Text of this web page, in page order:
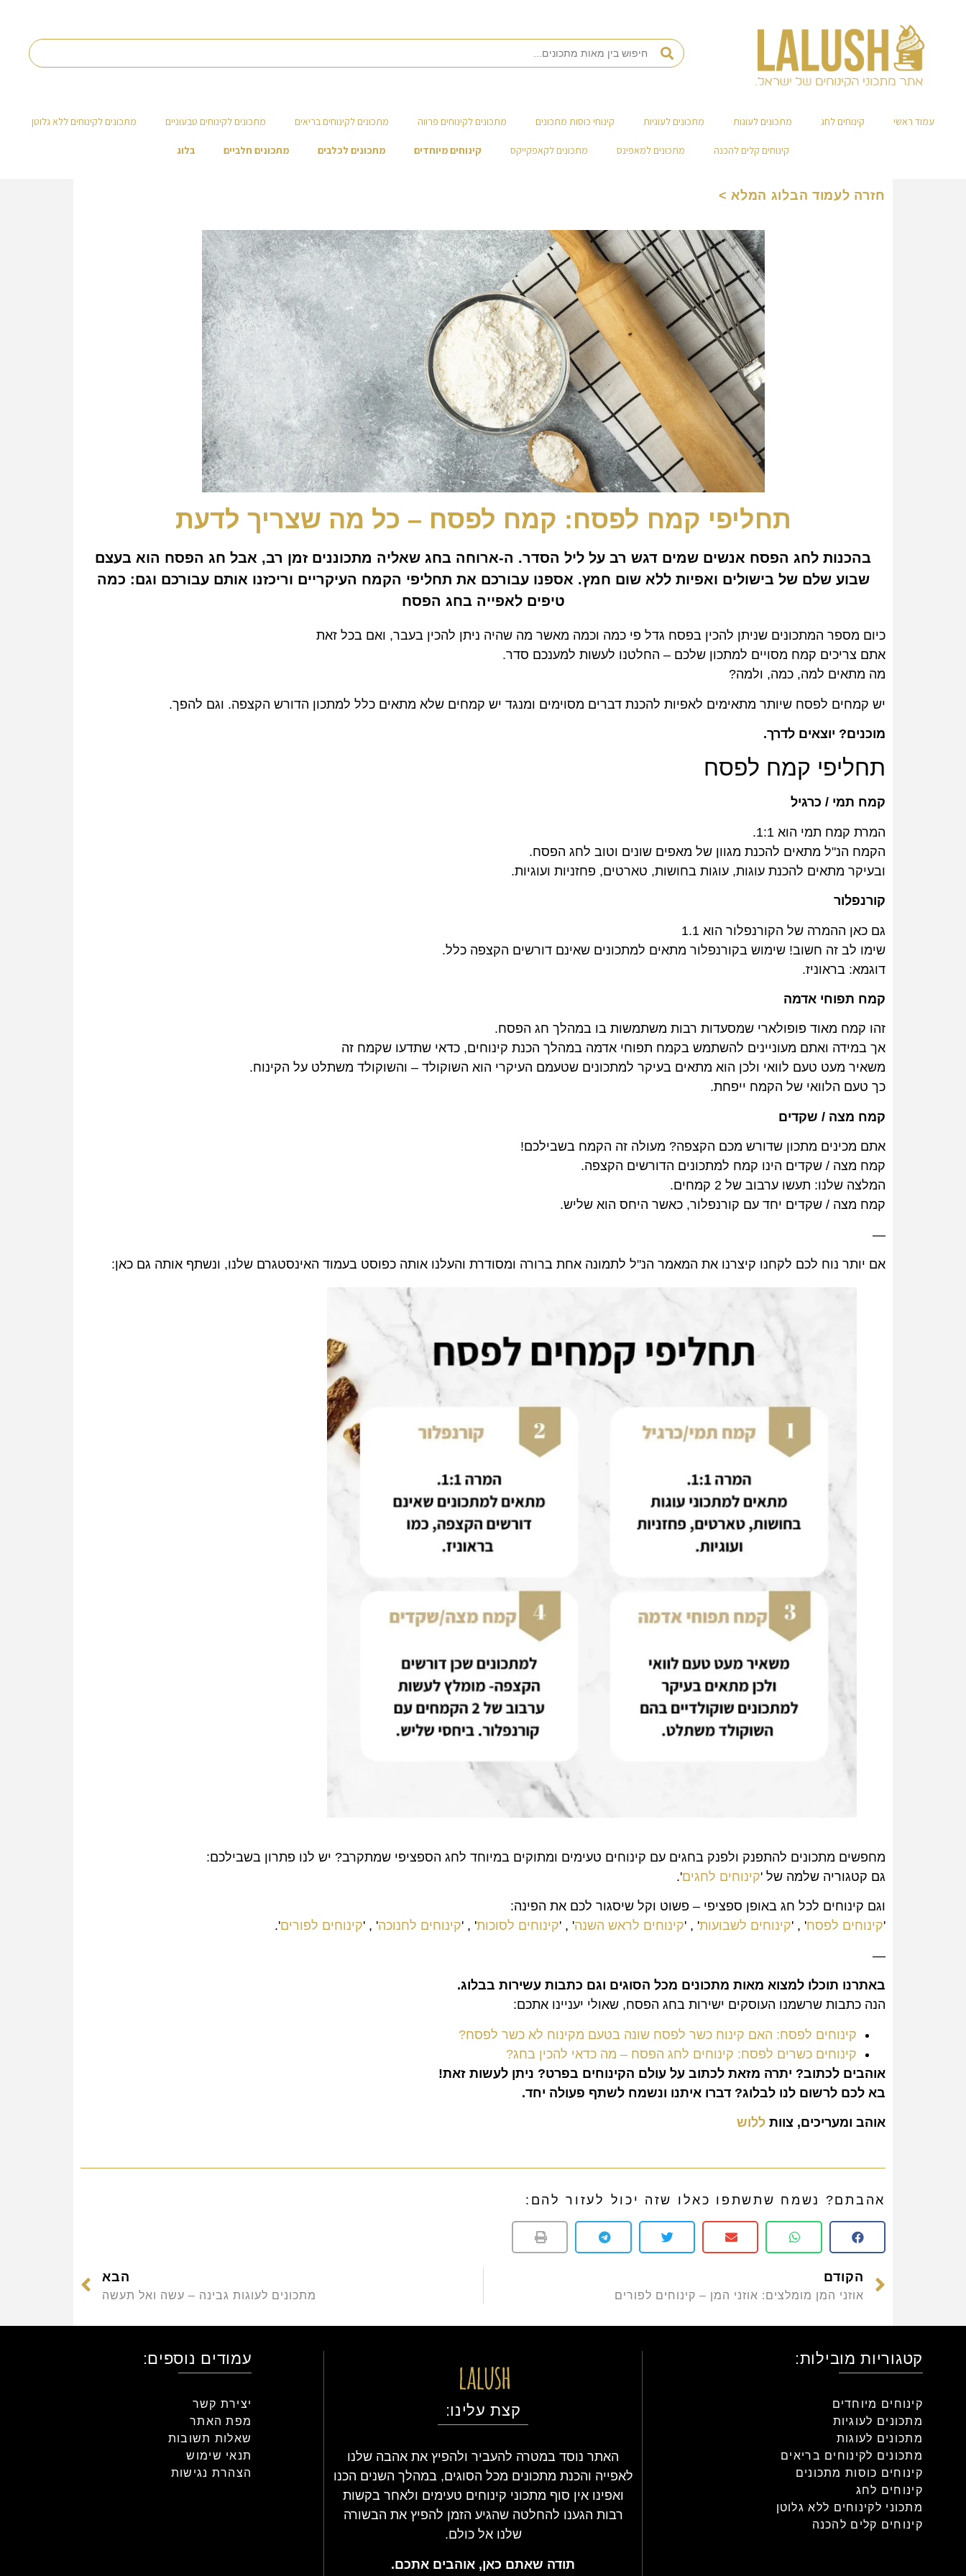
עמוד ראשי קינוחים לחג מתכונים לעוגות מתכונים לעוגיות קינוחי כוסות מתכונים מתכונים לקינוחים פרווה מתכונים לקינוחים בריאים מתכונים לקינוחים טבעוניים מתכונים לקינוחים ללא גלוטן
קינוחים קלים להכנה מתכונים למאפינס מתכונים לקאפקייקס קינוחים מיוחדים מתכונים לכלבים מתכונים חלביים בלוג
חזרה לעמוד הבלוג המלא >
תחליפי קמח לפסח: קמח לפסח – כל מה שצריך לדעת
בהכנות לחג הפסח אנשים שמים דגש רב על ליל הסדר. ה-ארוחה בחג שאליה מתכוננים זמן רב, אבל חג הפסח הוא בעצם
שבוע שלם של בישולים ואפיות ללא שום חמץ. אספנו עבורכם את תחליפי הקמח העיקריים וריכזנו אותם עבורכם וגם: כמה
טיפים לאפייה בחג הפסח
כיום מספר המתכונים שניתן להכין בפסח גדל פי כמה וכמה מאשר מה שהיה ניתן להכין בעבר, ואם בכל זאת
אתם צריכים קמח מסויים למתכון שלכם – החלטנו לעשות למענכם סדר.
מה מתאים למה, כמה, ולמה?
יש קמחים לפסח שיותר מתאימים לאפיות להכנת דברים מסוימים ומנגד יש קמחים שלא מתאים כלל למתכון הדורש הקצפה. וגם להפך.
מוכנים? יוצאים לדרך.
תחליפי קמח לפסח
קמח תמי / כרגיל
המרת קמח תמי הוא 1:1.
הקמח הנ"ל מתאים להכנת מגוון של מאפים שונים וטוב לחג הפסח.
ובעיקר מתאים להכנת עוגות, עוגות בחושות, טארטים, פחזניות ועוגיות.
קורנפלור
גם כאן ההמרה של הקורנפלור הוא 1.1
שימו לב זה חשוב! שימוש בקורנפלור מתאים למתכונים שאינם דורשים הקצפה כלל.
דוגמא: בראוניז.
קמח תפוחי אדמה
זהו קמח מאוד פופולארי שמסעדות רבות משתמשות בו במהלך חג הפסח.
אך במידה ואתם מעוניינים להשתמש בקמח תפוחי אדמה במהלך הכנת קינוחים, כדאי שתדעו שקמח זה
משאיר מעט טעם לוואי ולכן הוא מתאים בעיקר למתכונים שטעמם העיקרי הוא השוקולד – והשוקולד משתלט על הקינוח.
כך טעם הלוואי של הקמח ייפחת.
קמח מצה / שקדים
אתם מכינים מתכון שדורש מכם הקצפה? מעולה זה הקמח בשבילכם!
קמח מצה / שקדים הינו קמח למתכונים הדורשים הקצפה.
המלצה שלנו: תעשו ערבוב של 2 קמחים.
קמח מצה / שקדים יחד עם קורנפלור, כאשר היחס הוא שליש.
—
אם יותר נוח לכם לקחנו קיצרנו את המאמר הנ"ל לתמונה אחת ברורה ומסודרת והעלנו אותה כפוסט בעמוד האינסטגרם שלנו, ונשתף אותה גם כאן:
מחפשים מתכונים להתפנק ולפנק בחגים עם קינוחים טעימים ומתוקים במיוחד לחג הספציפי שמתקרב? יש לנו פתרון בשבילכם:
גם קטגוריה שלמה של 'קינוחים לחגים'.
וגם קינוחים לכל חג באופן ספציפי – פשוט וקל שיסגור לכם את הפינה:
'קינוחים לפסח' , 'קינוחים לשבועות' , 'קינוחים לראש השנה' , 'קינוחים לסוכות' , 'קינוחים לחנוכה' , 'קינוחים לפורים'.
—
באתרנו תוכלו למצוא מאות מתכונים מכל הסוגים וגם כתבות עשירות בבלוג.
הנה כתבות שרשמנו העוסקים ישירות בחג הפסח, שאולי יעניינו אתכם:
קינוחים לפסח: האם קינוח כשר לפסח שונה בטעם מקינוח לא כשר לפסח?
קינוחים כשרים לפסח: קינוחים לחג הפסח – מה כדאי להכין בחג?
אוהבים לכתוב? יתרה מזאת לכתוב על עולם הקינוחים בפרט? ניתן לעשות זאת!
בא לכם לרשום לנו לבלוג? דברו איתנו ונשמח לשתף פעולה יחד.
אוהב ומעריכים, צוות ללוש
אהבתם? נשמח שתשתפו כאלו שזה יכול לעזור להם:
הקודם
אוזני המן מומלצים: אוזני המן – קינוחים לפורים
הבא
מתכונים לעוגות גבינה – עשה ואל תעשה
קטגוריות מובילות:
קינוחים מיוחדים
מתכונים לעוגיות
מתכונים לעוגות
מתכונים לקינוחים בריאים
קינוחים כוסות מתכונים
קינוחים לחג
מתכוני לקינוחים ללא גלוטן
קינוחים קלים להכנה
קצת עלינו:
האתר נוסד במטרה להעביר ולהפיץ את אהבה שלנו
לאפייה והכנת מתכונים מכל הסוגים, במהלך השנים הכנו
ואפינו אין סוף מתכוני קינוחים טעימים ולאחר בקשות
רבות הגענו להחלטה שהגיע הזמן להפיץ את הבשורה
שלנו אל כולם.
תודה שאתם כאן, אוהבים אתכם.
עמודים נוספים:
יצירת קשר
מפת האתר
שאלות תשובות
תנאי שימוש
הצהרת נגישות